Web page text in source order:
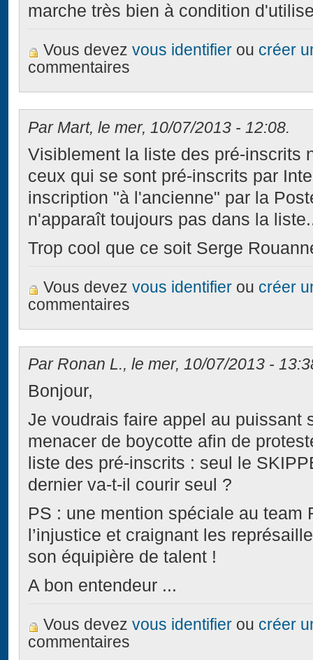
marche très bien à condition
Vous devezvous identifier ou créer
commentaires
Par Mart, le mer, 10/07/2013 - 12:08.
Visiblement la liste des pré-inscrits
ceux qui se sont pré-inscrits par
inscription "à l'ancienne" par la
n'apparaît toujours pas dans la
Trop cool que ce soit Serge
Vous devezvous identifier ou créer
commentaires
Par Ronan L., le mer, 10/07/2013 -
Bonjour,
Je voudrais faire appel au puissant
menacer de boycotte afin de
liste des pré-inscrits : seul le
dernier va-t-il courir seul ?
PS : une mention spéciale au team
l’injustice et craignant les
son équipière de talent !
A bon entendeur ...
Vous devezvous identifier ou créer
commentaires